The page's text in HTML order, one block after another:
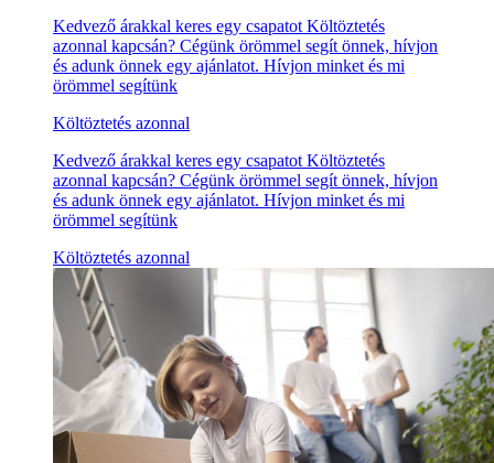
Kedvező árakkal keres egy csapatot Költöztetés
azonnal kapcsán? Cégünk örömmel segít önnek, hívjon
és adunk önnek egy ajánlatot. Hívjon minket és mi
örömmel segítünk
Költöztetés azonnal
Kedvező árakkal keres egy csapatot Költöztetés
azonnal kapcsán? Cégünk örömmel segít önnek, hívjon
és adunk önnek egy ajánlatot. Hívjon minket és mi
örömmel segítünk
Költöztetés azonnal